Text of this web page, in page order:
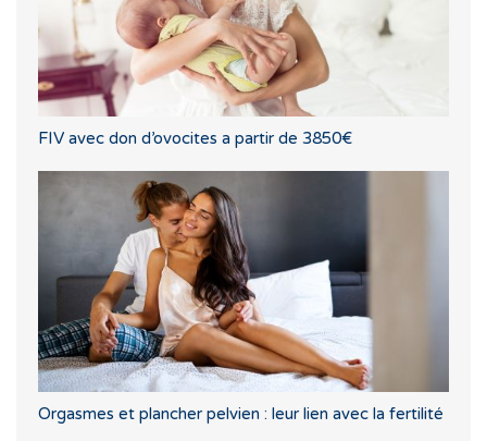
FIV avec don d’ovocites a partir de 3850€
Orgasmes et plancher pelvien : leur lien avec la fertilité